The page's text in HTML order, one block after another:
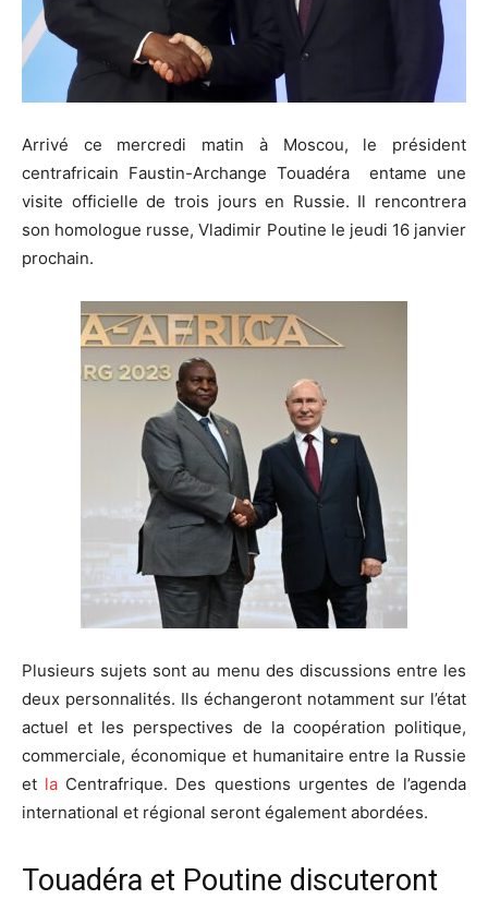
Arrivé ce mercredi matin à Moscou, le président
centrafricain Faustin-Archange Touadéra entame une
visite officielle de trois jours en Russie. Il rencontrera
son homologue russe, Vladimir Poutine le jeudi 16 janvier
prochain.
Plusieurs sujets sont au menu des discussions entre les
deux personnalités. Ils échangeront notamment sur l’état
actuel et les perspectives de la coopération politique,
commerciale, économique et humanitaire entre la Russie
et la Centrafrique. Des questions urgentes de l’agenda
international et régional seront également abordées.
Touadéra et Poutine discuteront